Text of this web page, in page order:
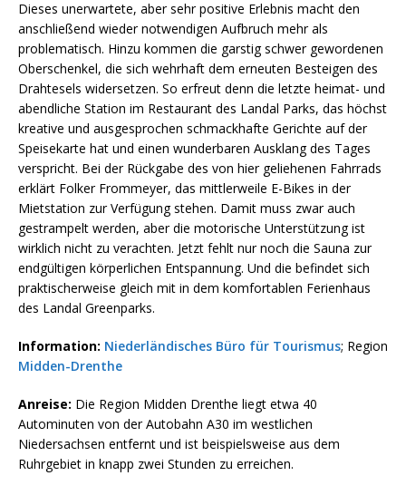
Dieses unerwartete, aber sehr positive Erlebnis macht den
anschließend wieder notwendigen Aufbruch mehr als
problematisch. Hinzu kommen die garstig schwer gewordenen
Oberschenkel, die sich wehrhaft dem erneuten Besteigen des
Drahtesels widersetzen. So erfreut denn die letzte heimat- und
abendliche Station im Restaurant des Landal Parks, das höchst
kreative und ausgesprochen schmackhafte Gerichte auf der
Speisekarte hat und einen wunderbaren Ausklang des Tages
verspricht. Bei der Rückgabe des von hier geliehenen Fahrrads
erklärt Folker Frommeyer, das mittlerweile E-Bikes in der
Mietstation zur Verfügung stehen. Damit muss zwar auch
gestrampelt werden, aber die motorische Unterstützung ist
wirklich nicht zu verachten. Jetzt fehlt nur noch die Sauna zur
endgültigen körperlichen Entspannung. Und die befindet sich
praktischerweise gleich mit in dem komfortablen Ferienhaus
des Landal Greenparks.
Information: Niederländisches Büro für Tourismus; Region
Midden-Drenthe
Anreise: Die Region Midden Drenthe liegt etwa 40
Autominuten von der Autobahn A30 im westlichen
Niedersachsen entfernt und ist beispielsweise aus dem
Ruhrgebiet in knapp zwei Stunden zu erreichen.